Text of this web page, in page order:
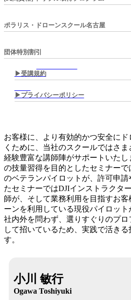
ポラリス・ドローンスクール名古屋
団体特別割引
▶︎受講規約
▶︎プライバシーポリシー
お客様に、より有効的かつ安全に
くために、当社のスクールではさ
経験豊富な講師陣がサポートいた
の技量習得を目的としたセミナーで
のベテランパイロットが、許可申
たセミナーではDJIインストラクタ
師が、そして業務利用を目指すお
ーンを利用している現役パイロッ
社内外を問わず、選りすぐりのプロ
して招いているため、実践で活き
す。
小川 敏行
Ogawa Toshiyuki